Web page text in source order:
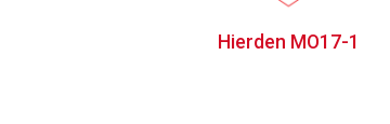
Hierden MO17-1